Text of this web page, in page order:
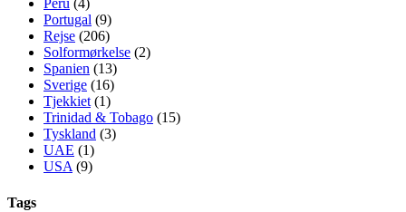
Peru (4)
Portugal (9)
Rejse (206)
Solformørkelse (2)
Spanien (13)
Sverige (16)
Tjekkiet (1)
Trinidad & Tobago (15)
Tyskland (3)
UAE (1)
USA (9)
Tags